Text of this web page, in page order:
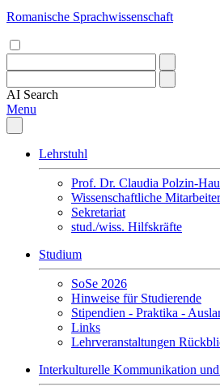
Romanische Sprachwissenschaft
AI Search
Menu
Lehrstuhl
Prof. Dr. Claudia Polzin-
Wissenschaftliche
Sekretariat
stud./wiss. Hilfskräfte
Studium
SoSe 2026
Hinweise für Studierende
Stipendien - Praktika -
Links
Lehrveranstaltungen
Interkulturelle Kommunikation